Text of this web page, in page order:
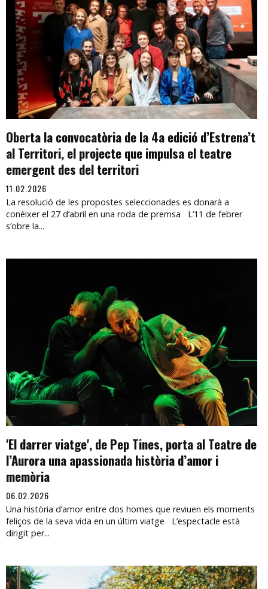
Oberta la convocatòria de la 4a edició d’Estrena’t
al Territori, el projecte que impulsa el teatre
emergent des del territori
11.02.2026
La resolució de les propostes seleccionades es donarà a
conèixer el 27 d’abril en una roda de premsa L’11 de febrer
s’obre la...
'El darrer viatge', de Pep Tines, porta al Teatre de
l’Aurora una apassionada història d’amor i
memòria
06.02.2026
Una història d’amor entre dos homes que reviuen els moments
feliços de la seva vida en un últim viatge L’espectacle està
dirigit per...